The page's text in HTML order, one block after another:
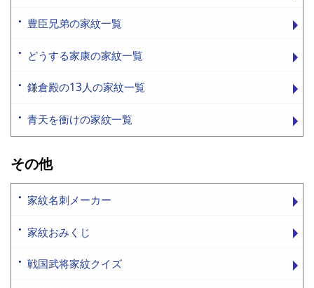
豊臣兄弟の家紋一覧
どうする家康の家紋一覧
鎌倉殿の13人の家紋一覧
青天を衝けの家紋一覧
その他
家紋名刺メーカー
家紋おみくじ
戦国武将家紋クイズ